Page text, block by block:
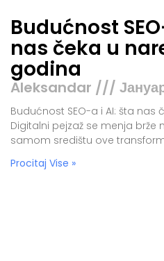
Budućnost
nas čeka u
godina
Aleksandar
Budućnost SEO-a i AI: šta
Digitalni pejzaž se menja brže
samom središtu ove
Procitaj Vise »